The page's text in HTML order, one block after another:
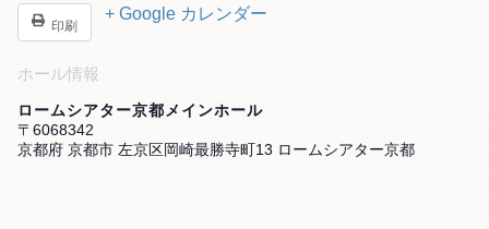
印刷
+ Google カレンダー
ホール情報
ロームシアター京都メインホール
〒6068342
京都府 京都市 左京区岡崎最勝寺町13 ロームシアター京都